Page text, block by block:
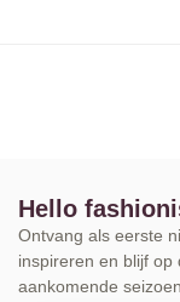
Hello
Ontvang als eerste
inspireren en blijf
aankomende